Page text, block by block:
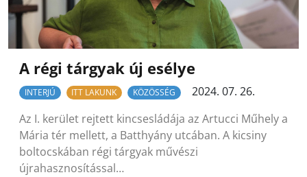
A régi tárgyak új esélye
INTERJÚ ITT LAKUNK KÖZÖSSÉG
2024. 07. 26.
Az I. kerület rejtett kincsesládája az Artucci Műhely a
Mária tér mellett, a Batthyány utcában. A kicsiny
boltocskában régi tárgyak művészi
újrahasznosítással…